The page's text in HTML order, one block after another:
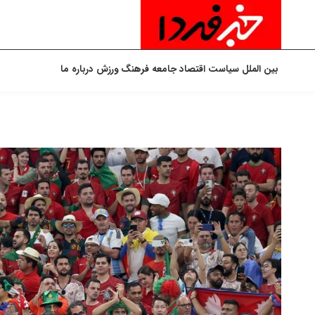
بین الملل سیاست اقتصادجامعه فرهنگورزش درباره ما